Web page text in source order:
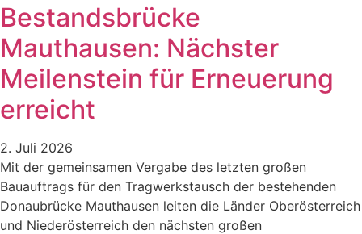
Bestandsbrücke
Mauthausen: Nächster
Meilenstein für Erneuerung
erreicht
2. Juli 2026
Mit der gemeinsamen Vergabe des letzten großen
Bauauftrags für den Tragwerkstausch der bestehenden
Donaubrücke Mauthausen leiten die Länder Oberösterreich
und Niederösterreich den nächsten großen